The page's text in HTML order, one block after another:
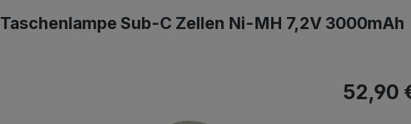
Sub-C Zellen Ni-MH 7,2V 3000mAh
Regulärer
52,90